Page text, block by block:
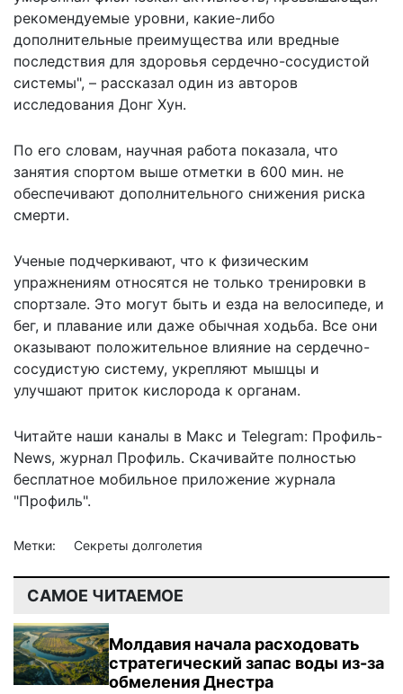
рекомендуемые уровни, какие-либо
дополнительные преимущества или вредные
последствия для здоровья сердечно-сосудистой
системы", – рассказал один из авторов
исследования Донг Хун.
По его словам, научная работа показала, что
занятия спортом выше отметки в 600 мин. не
обеспечивают дополнительного снижения риска
смерти.
Ученые подчеркивают, что к физическим
упражнениям относятся не только тренировки в
спортзале. Это могут быть и езда на велосипеде, и
бег, и плавание или даже обычная ходьба. Все они
оказывают положительное влияние на сердечно-
сосудистую систему, укрепляют мышцы и
улучшают приток кислорода к органам.
Читайте наши каналы в Макс и Telegram: Профиль-
News, журнал Профиль. Скачивайте полностью
бесплатное мобильное приложение журнала
"Профиль".
Метки: Секреты долголетия
САМОЕ ЧИТАЕМОЕ
Молдавия начала расходовать
стратегический запас воды из-за
обмеления Днестра